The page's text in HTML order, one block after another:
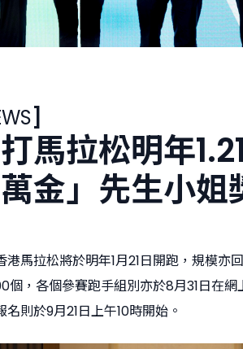
馬拉松明年
萬金」先生小姐
港馬拉松將於明年1月21日開跑，規模亦
個，各個參賽跑手組別亦於8月31日在網
名則於9月21日上午10時開始。